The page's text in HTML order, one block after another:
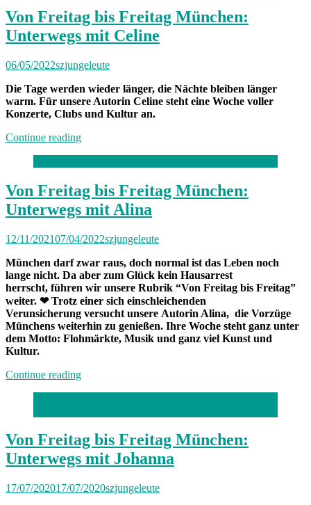
Von Freitag bis Freitag München:
Unterwegs mit Celine
06/05/2022szjungeleute
Die Tage werden wieder länger, die Nächte bleiben länger
warm. Für unsere Autorin Celine steht eine Woche voller
Konzerte, Clubs und Kultur an.
Continue reading„Von
München:
Unterwegs
mit
Von Freitag bis Freitag München:
Unterwegs mit Alina
12/11/202107/04/2022szjungeleute
München darf zwar raus, doch normal ist das Leben noch
lange nicht. Da aber zum Glück kein Hausarrest
herrscht, führen wir unsere Rubrik “Von Freitag bis Freitag”
weiter. ❤Trotz einer sich einschleichenden
Verunsicherung versucht unsere Autorin Alina, die Vorzüge
Münchens weiterhin zu genießen. Ihre Woche steht ganz unter
dem Motto: Flohmärkte, Musik und ganz viel Kunst und
Kultur.
Continue reading„Von
Unterwegs
mit
Alina“
Von Freitag bis Freitag München:
Unterwegs mit Johanna
17/07/202017/07/2020szjungeleute